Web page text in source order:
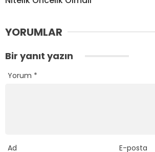
YORUMLAR
Bir yanıt yazın
Yorum *
Ad E-posta